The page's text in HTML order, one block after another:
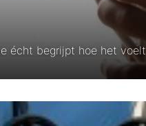
écht begrijpt hoe het voelt